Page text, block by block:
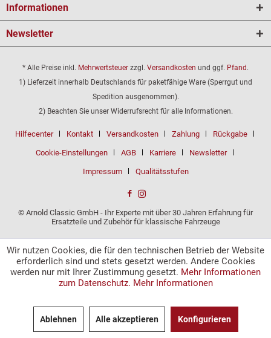
Informationen
Newsletter
* Alle Preise inkl. Mehrwertsteuer zzgl. Versandkosten und ggf. Pfand.
1) Lieferzeit innerhalb Deutschlands für paketfähige Ware (Sperrgut und
Spedition ausgenommen).
2) Beachten Sie unser Widerrufsrecht für alle Informationen.
Hilfecenter Kontakt Versandkosten Zahlung Rückgabe
Cookie-Einstellungen AGB Karriere Newsletter
Impressum Qualitätsstufen
© Arnold Classic GmbH - Ihr Experte mit über 30 Jahren Erfahrung für
Ersatzteile und Zubehör für klassische Fahrzeuge
Wir nutzen Cookies, die für den technischen Betrieb der Website
erforderlich sind und stets gesetzt werden. Andere Cookies
werden nur mit Ihrer Zustimmung gesetzt. Mehr Informationen
zum Datenschutz. Mehr Informationen
Ablehnen Alle akzeptieren Konfigurieren